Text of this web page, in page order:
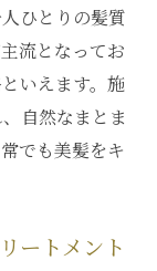
トメントの
に潤いを与
ひとりの髪質
流となってお
いえます。施
自然なまとま
でも美髪をキ
ートメント